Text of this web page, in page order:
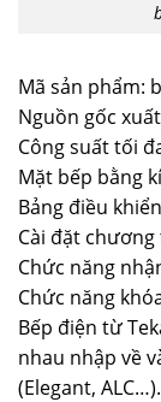
Mã sản phẩm:
Nguồn gốc
Công suất tối
Mặt bếp bằng
Bảng điều
Cài đặt
Chức năng
Chức năng
Bếp điện từ
nhau nhập về
(Elegant, ALC…).